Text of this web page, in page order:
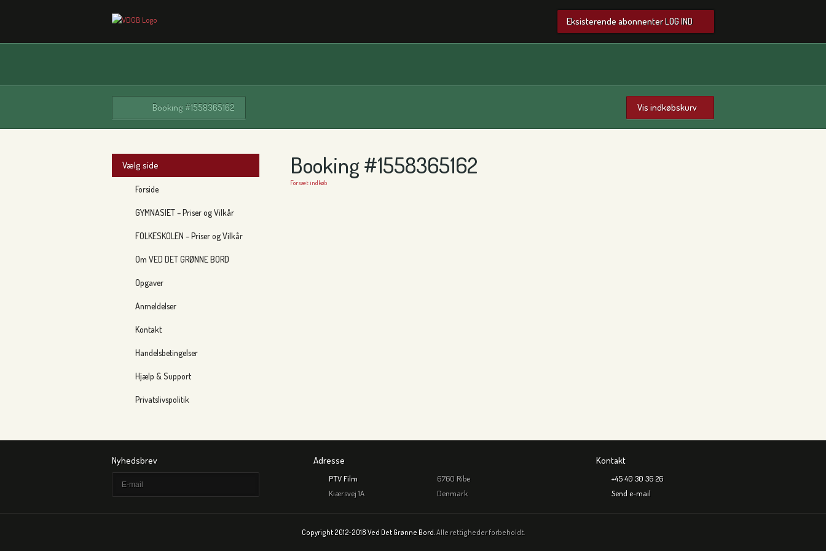
Eksisterende abonnenter LOG IND
Booking #1558365162 Vis indkøbskurv
Vælg side
Forside
GYMNASIET – Priser og Vilkår
FOLKESKOLEN – Priser og Vilkår
Om VED DET GRØNNE BORD
Opgaver
Anmeldelser
Kontakt
Handelsbetingelser
Hjælp & Support
Privatslivspolitik
Booking #1558365162
Forsæt indkøb
Nyhedsbrev Adresse
PTV Film
6760 Ribe
Kiærsvej 1A
Denmark
Kontakt
+45 40 30 36 26
Send e-mail
Copyright 2012-2018 Ved Det Grønne Bord.Alle rettigheder forbeholdt.